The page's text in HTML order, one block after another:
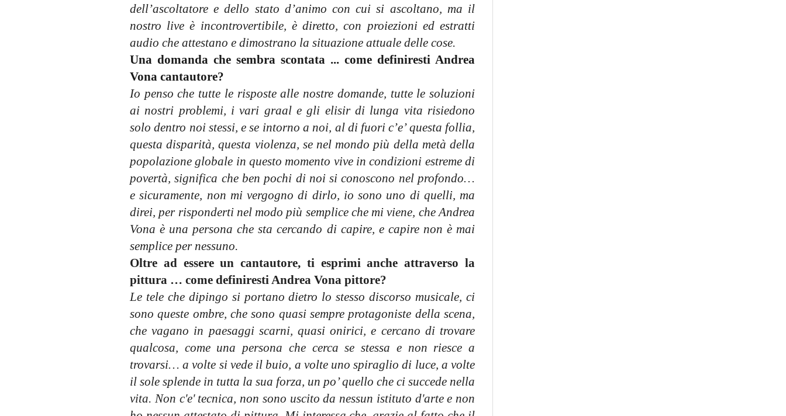
dell’ascoltatore e dello stato d’animo con cui si ascoltano, ma il
nostro live è incontrovertibile, è diretto, con proiezioni ed estratti
audio che attestano e dimostrano la situazione attuale delle cose.
Una domanda che sembra scontata ... come definiresti Andrea
Vona cantautore?
Io penso che tutte le risposte alle nostre domande, tutte le soluzioni
ai nostri problemi, i vari graal e gli elisir di lunga vita risiedono
solo dentro noi stessi, e se intorno a noi, al di fuori c’e’ questa follia,
questa disparità, questa violenza, se nel mondo più della metà della
popolazione globale in questo momento vive in condizioni estreme di
povertà, significa che ben pochi di noi si conoscono nel profondo…
e sicuramente, non mi vergogno di dirlo, io sono uno di quelli, ma
direi, per risponderti nel modo più semplice che mi viene, che Andrea
Vona è una persona che sta cercando di capire, e capire non è mai
semplice per nessuno.
Oltre ad essere un cantautore, ti esprimi anche attraverso la
pittura … come definiresti Andrea Vona pittore?
Le tele che dipingo si portano dietro lo stesso discorso musicale, ci
sono queste ombre, che sono quasi sempre protagoniste della scena,
che vagano in paesaggi scarni, quasi onirici, e cercano di trovare
qualcosa, come una persona che cerca se stessa e non riesce a
trovarsi… a volte si vede il buio, a volte uno spiraglio di luce, a volte
il sole splende in tutta la sua forza, un po’ quello che ci succede nella
vita. Non c'e' tecnica, non sono uscito da nessun istituto d'arte e non